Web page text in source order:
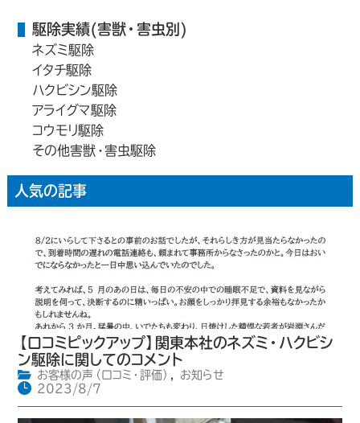
駆除実績(害獣・害虫別)
ネズミ駆除
イタチ駆除
ハクビシン駆除
アライグマ駆除
コウモリ駆除
その他害獣・害虫駆除
人気の記事
【口コミピックアップ】関東本社のネズミ・ハクビシ
ン駆除に関してのコメント
お客様の声（口コミ・評価） ,
お知らせ
2023/8/7